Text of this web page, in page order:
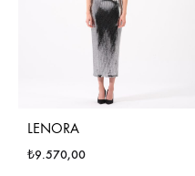
LENORA
₺9.570,00